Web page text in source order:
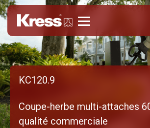
KC120.9
Coupe-herbe multi-attaches
qualité commerciale